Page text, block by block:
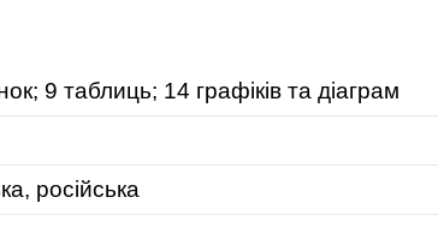
9 таблиць; 14 графіків та діаграм
російська